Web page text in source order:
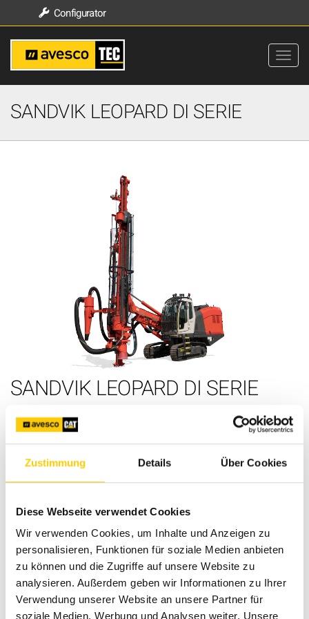
Zustimmung Details Über Cookies
Diese Webseite verwendet Cookies
Wir verwenden Cookies, um Inhalte und Anzeigen zu
personalisieren, Funktionen für soziale Medien anbieten
zu können und die Zugriffe auf unsere Website zu
analysieren. Außerdem geben wir Informationen zu Ihrer
Verwendung unserer Website an unsere Partner für
soziale Medien, Werbung und Analysen weiter. Unsere
Configurator
SANDVIK LEOPARD DI SERIE
SANDVIK LEOPARD DI SERIE
SURFACE DRILL RIG
Equipped with powerful down-the-hole hammers, Down
The Hole Rigs are designed for high-capacity rock drilling
in quarries, opencast mines and construction projects.
compressors, efficient dust suppression and a
comfortable cab with ergonomic controls and excellent
visibility. All of this adds up to high productivity with low
lifecycle costs.